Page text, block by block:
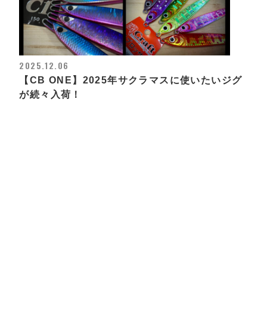
2025.12.06
【CB ONE】2025年サクラマスに使いたいジグ
が続々入荷！